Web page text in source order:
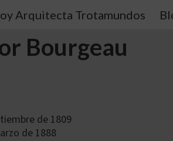
Arquitecta Trotamundos
Bourgeau
de 1809
de 1888